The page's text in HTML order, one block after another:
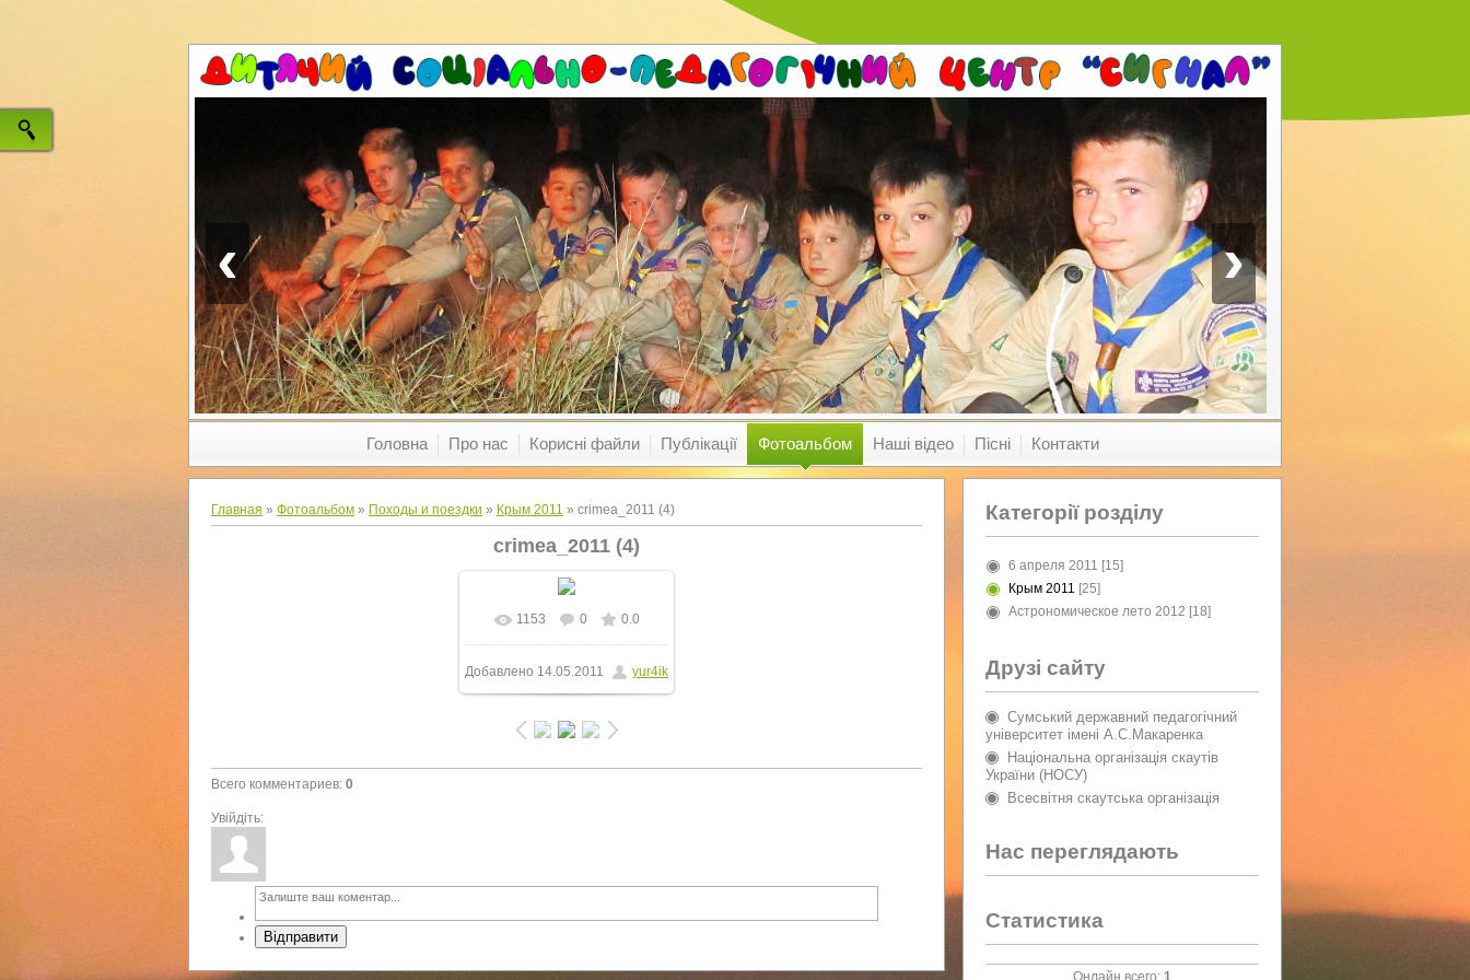
›
‹
Головна Про нас Корисні файли Публікації Фотоальбом Наші відео Пісні Контакти
Главная » Фотоальбом » Походы и поездки » Крым 2011 » crimea_2011 (4)
crimea_2011 (4)
В реальном размере
1000x750/ 191.9Kb
1153 0 0.0
Добавлено 14.05.2011 yur4ik
Всего комментариев: 0
Увійдіть:
Відправити
Категорії розділу
6 апреля 2011 [15]
Крым 2011 [25]
Астрономическое лето 2012 [18]
Друзі сайту
Сумський державний педагогічний
університет імені А.С.Макаренка
Національна організація скаутів
України (НОСУ)
Всесвітня скаутська організація
Нас переглядають
Статистика
Онлайн всего: 1